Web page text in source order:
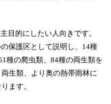
目的にしたい人向きです。
保護区として説明し、14種
種の爬虫類、84種の両生類を
生類、より奥の熱帯雨林に
ます。